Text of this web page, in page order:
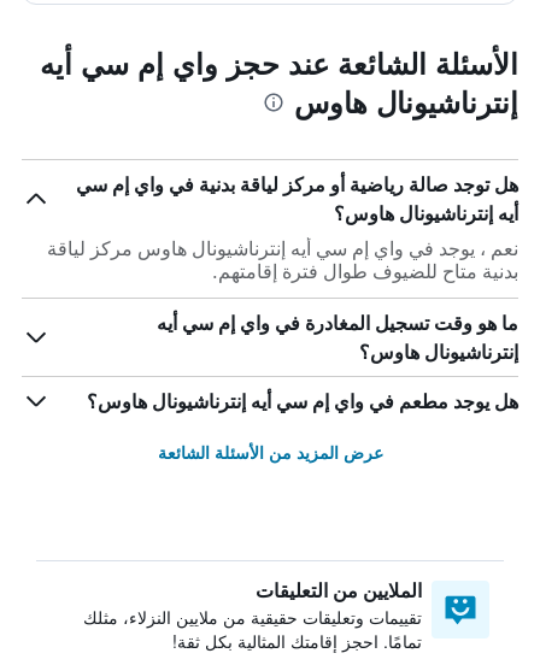
الأسئلة الشائعة عند حجز واي إم سي أيه
إنترناشيونال هاوس
هل توجد صالة رياضية أو مركز لياقة بدنية في واي إم سي
أيه إنترناشيونال هاوس؟
نعم ، يوجد في واي إم سي أيه إنترناشيونال هاوس مركز لياقة
بدنية متاح للضيوف طوال فترة إقامتهم.
ما هو وقت تسجيل المغادرة في واي إم سي أيه
إنترناشيونال هاوس؟
هل يوجد مطعم في واي إم سي أيه إنترناشيونال هاوس؟
عرض المزيد من الأسئلة الشائعة
الملايين من التعليقات
تقييمات وتعليقات حقيقية من ملايين النزلاء، مثلك
تمامًا. احجز إقامتك المثالية بكل ثقة!